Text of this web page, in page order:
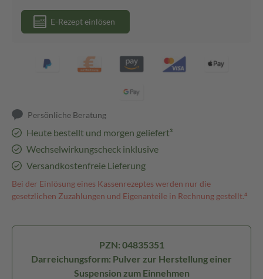
E-Rezept einlösen
Persönliche Beratung
Heute bestellt und morgen geliefert³
Wechselwirkungscheck inklusive
Versandkostenfreie Lieferung
Bei der Einlösung eines Kassenrezeptes werden nur die
gesetzlichen Zuzahlungen und Eigenanteile in Rechnung gestellt.⁴
PZN: 04835351
Darreichungsform: Pulver zur Herstellung einer
Suspension zum Einnehmen